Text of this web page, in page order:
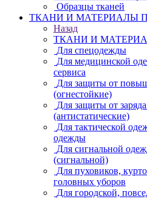
Образцы тканей
ТКАНИ И МАТЕРИАЛЫ
Назад
ТКАНИ И
Для спецодежды
Для медицинской
сервиса
Для защиты от
(огнестойкие)
Для защиты от заряда
(антистатические)
Для тактической
одежды
Для сигнальной
(сигнальной)
Для пуховиков,
головных уборов
Для городской,